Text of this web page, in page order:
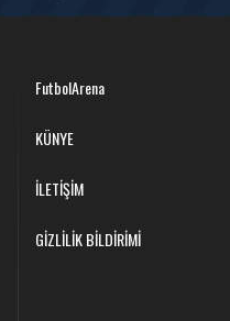
FutbolArena
KÜNYE
İLETİŞİM
GİZLİLİK BİLDİRİMİ